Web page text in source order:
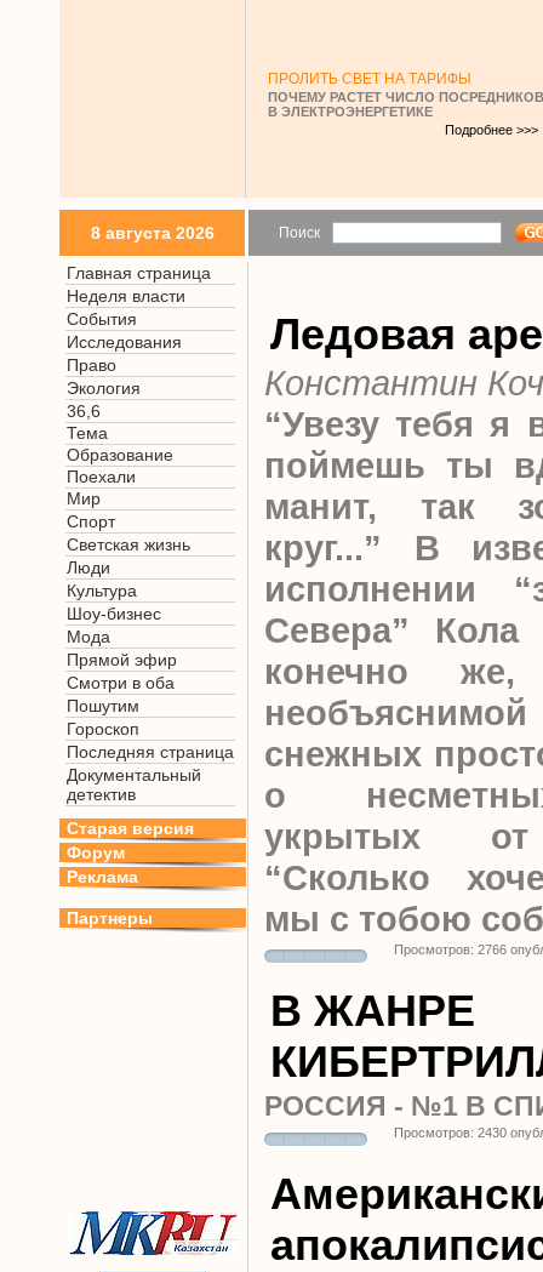
ПРОЛИТЬ СВЕТ НА ТАРИФЫ
ПОЧЕМУ РАСТЕТ ЧИСЛО ПОСРЕДНИКОВ
В ЭЛЕКТРОЭНЕРГЕТИКЕ
Подробнее >>>
8 августа 2026 Поиск
Главная страница
Неделя власти
События
Исследования
Право
Экология
36,6
Тема
Образование
Поехали
Мир
Спорт
Светская жизнь
Люди
Культура
Шоу-бизнес
Мода
Прямой эфир
Смотри в оба
Пошутим
Гороскоп
Последняя страница
Документальный
детектив
Старая версия
Форум
Реклама
Партнеры
Ледовая
Константин
“Увезу тебя я
поймешь ты
манит, так
круг...” В
исполнении
Севера”
конечно
снежных
о
укрытых от
“Сколько
мы с тобою
Просмотров: 2766
В ЖАНРЕ
РОССИЯ - №1 В
Просмотров: 2430